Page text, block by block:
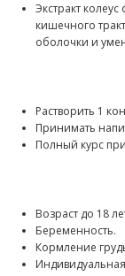
Экстракт
кишечного
оболочки и
Растворить 1
Принимать
Полный курс
Возраст до 18
Беременность.
Кормление